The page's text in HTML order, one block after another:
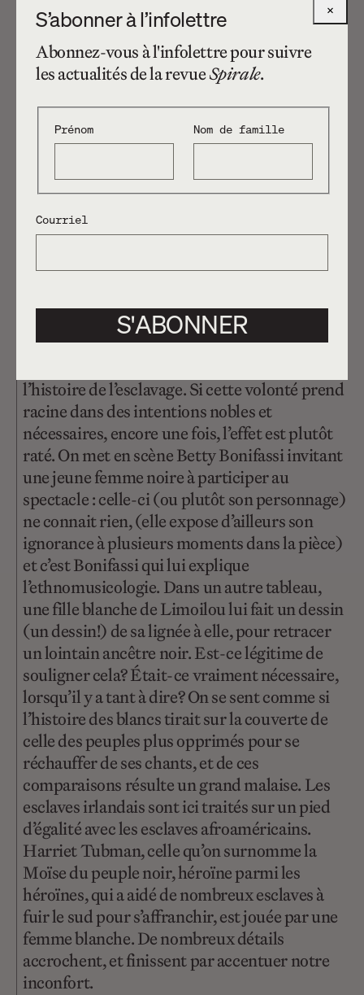
La volonté didactique de la pièce découle, j’en
suis certaine, d’un souci d’éduquer ceux qui
l’histoire de l’esclavage. Si cette volonté prend
racine dans des intentions nobles et
nécessaires, encore une fois, l’effet est plutôt
raté. On met en scène Betty Bonifassi invitant
une jeune femme noire à participer au
spectacle : celle-ci (ou plutôt son personnage)
ne connait rien, (elle expose d’ailleurs son
ignorance à plusieurs moments dans la pièce)
et c’est Bonifassi qui lui explique
l’ethnomusicologie. Dans un autre tableau,
une fille blanche de Limoilou lui fait un dessin
(un dessin!) de sa lignée à elle, pour retracer
un lointain ancêtre noir. Est-ce légitime de
souligner cela? Était-ce vraiment nécessaire,
lorsqu’il y a tant à dire? On se sent comme si
l’histoire des blancs tirait sur la couverte de
celle des peuples plus opprimés pour se
réchauffer de ses chants, et de ces
comparaisons résulte un grand malaise. Les
esclaves irlandais sont ici traités sur un pied
d’égalité avec les esclaves afroaméricains.
Harriet Tubman, celle qu’on surnomme la
Moïse du peuple noir, héroïne parmi les
héroïnes, qui a aidé de nombreux esclaves à
fuir le sud pour s’affranchir, est jouée par une
femme blanche. De nombreux détails
accrochent, et finissent par accentuer notre
inconfort.
×
S’abonner à l’infolettre
Abonnez-vous à l'infolettre pour suivre
les actualités de la revueSpirale.
Prénom Nom de famille
Courriel
S'ABONNER